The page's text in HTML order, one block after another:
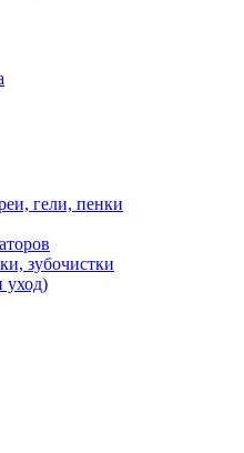
гели, пенки
зубочистки
уход)